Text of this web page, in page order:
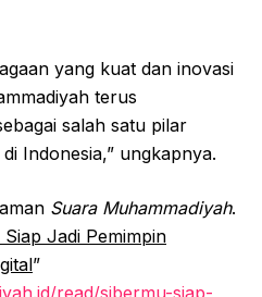
yang kuat dan inovasi
terus
salah satu pilar
Indonesia,” ungkapnya.
Suara Muhammadiyah.
Jadi Pemimpin
”